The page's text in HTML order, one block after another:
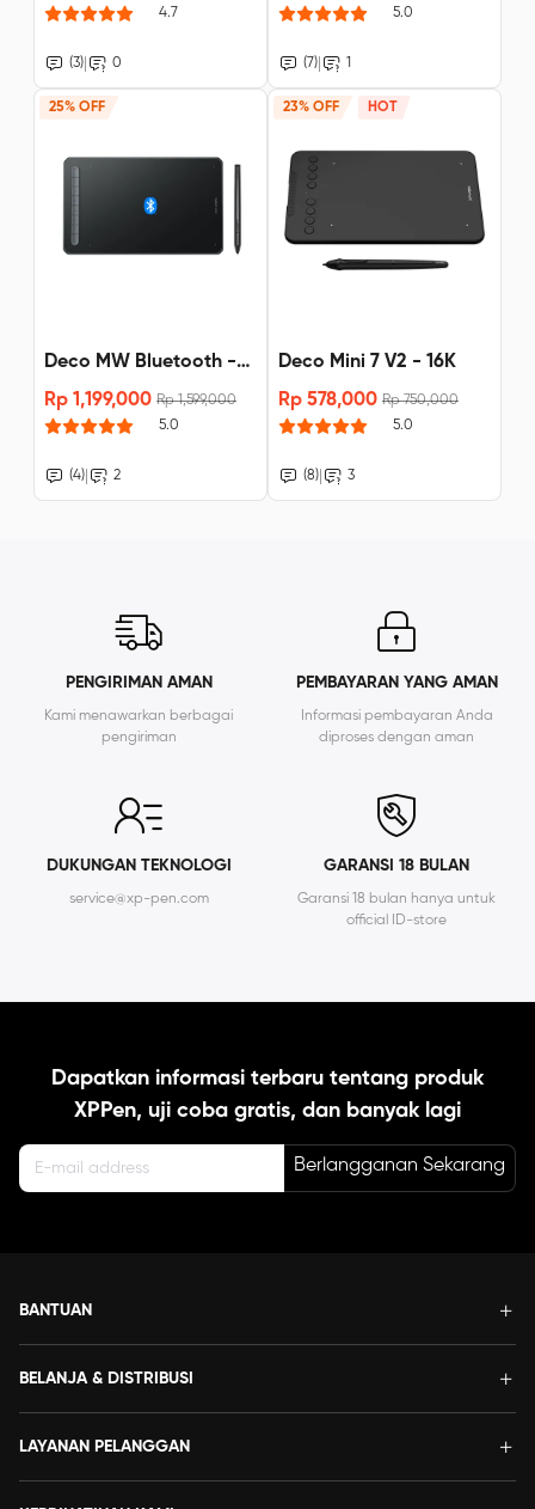
4.7
(3) 0
5.0
(7)|
25% OFF
Deco MW Bluetooth -
X3 Stylus Pre-sale
Rp 1,199,000 Rp 1,599,000
5.0
(4) 2
23% OFF HOT
Deco Mini 7 V2 - 16K
Rp 578,000 Rp 750,000
5.0
(8)| 3
PENGIRIMAN AMAN
Kami menawarkan berbagai
pengiriman
PEMBAYARAN YANG AMAN
Informasi pembayaran Anda
diproses dengan aman
DUKUNGAN TEKNOLOGI
service@xp-pen.com
GARANSI 18 BULAN
Garansi 18 bulan hanya untuk
official ID-store
Dapatkan informasi terbaru tentang produk
XPPen, uji coba gratis, dan banyak lagi
Berlangganan Sekarang
BANTUAN
BELANJA & DISTRIBUSI
LAYANAN PELANGGAN